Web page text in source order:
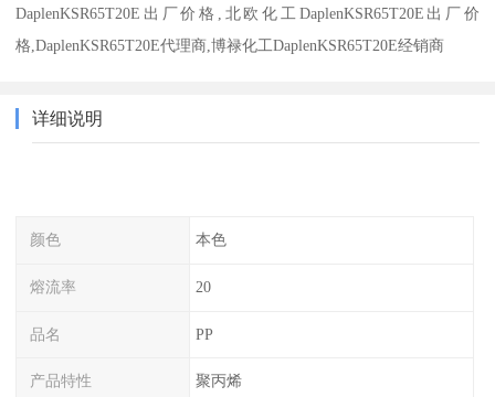
DaplenKSR65T20E出厂价格,北欧化工DaplenKSR65T20E出厂价
格,DaplenKSR65T20E代理商,博禄化工DaplenKSR65T20E经销商
详细说明
颜色 本色
熔流率 20
品名 PP
产品特性 聚丙烯